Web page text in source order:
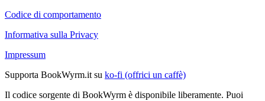
Codice di comportamento
Informativa sulla Privacy
Impressum
Supporta BookWyrm.it su ko-fi (offrici un caffè)
Il codice sorgente di BookWyrm è disponibile liberamente. Puoi